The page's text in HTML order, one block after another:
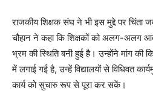
राजकीय शिक्षक संघ ने भी इस मुद्दे पर चिंता
चौहान ने कहा कि शिक्षकों को अलग-अलग
भ्रम की स्थिति बनी हुई है। उन्होंने मांग की
में लगाई गई है, उन्हें विद्यालयों से विधिवत
कार्य को सुचारु रूप से पूरा कर सकें।